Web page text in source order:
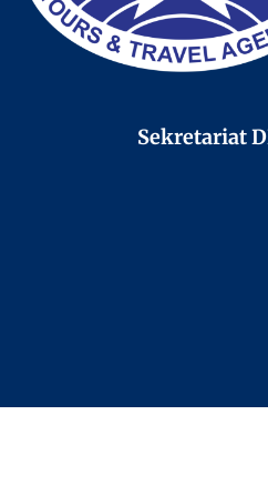
Sekretariat